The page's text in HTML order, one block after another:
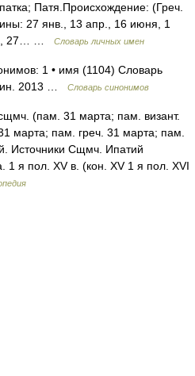
Патя.Происхождение: (Греч.
27 янв., 13 апр., 16 июня, 1
27… …
Словарь личных имен
1 • имя (1104) Словарь
2013 …
Словарь синонимов
(пам. 31 марта; пам. визант.
марта; пам. греч. 31 марта; пам.
Источники Сщмч. Ипатий
1 я пол. XV в. (кон. XV 1 я пол. XVI